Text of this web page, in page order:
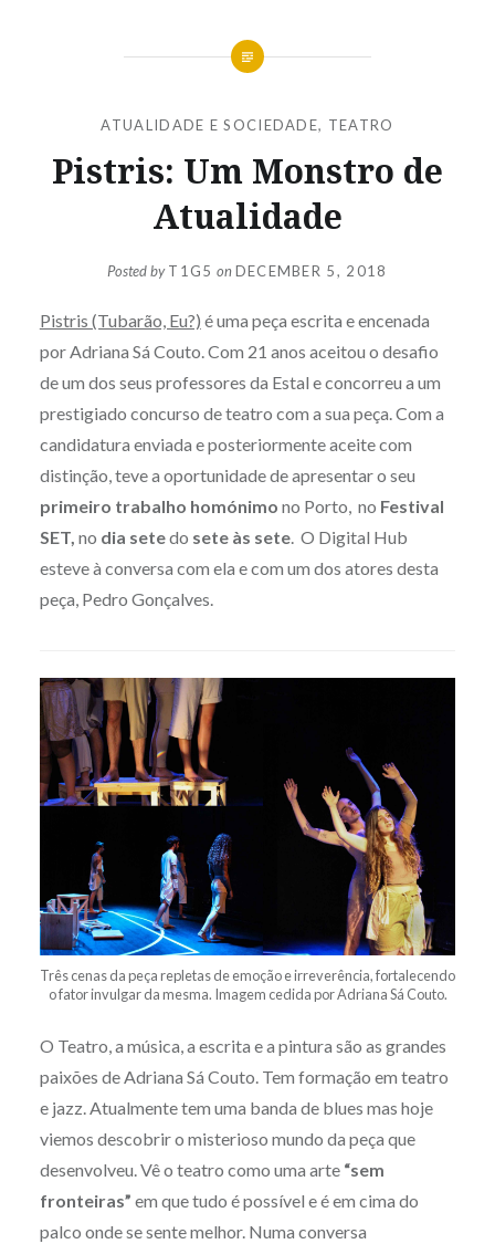
ATUALIDADE E SOCIEDADE, TEATRO
Pistris: Um Monstro de
Atualidade
Posted byT1G5 onDECEMBER 5, 2018
Pistris (Tubarão, Eu?) é uma peça escrita e encenada
por Adriana Sá Couto. Com 21 anos aceitou o desafio
de um dos seus professores da Estal e concorreu a um
prestigiado concurso de teatro com a sua peça. Com a
candidatura enviada e posteriormente aceite com
distinção, teve a oportunidade de apresentar o seu
primeiro trabalho homónimo no Porto, no Festival
SET, no dia setedo sete às sete. O Digital Hub
esteve à conversa com ela e com um dos atores desta
peça, Pedro Gonçalves.
Três cenas da peça repletas de emoção e irreverência, fortalecendo
o fator invulgar da mesma. Imagem cedida por Adriana Sá Couto.
O Teatro, a música, a escrita e a pintura são as grandes
paixões de Adriana Sá Couto. Tem formação em teatro
e jazz. Atualmente tem uma banda de blues mas hoje
viemos descobrir o misterioso mundo da peça que
desenvolveu. Vê o teatro como uma arte “sem
fronteiras” em que tudo é possível e é em cima do
palco onde se sente melhor. Numa conversa